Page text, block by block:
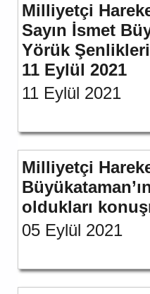
Milliyetçi
Sayın İsmet
Yörük
11 Eylül 2021
11 Eylül 2021
Milliyetçi
oldukları
05 Eylül 2021